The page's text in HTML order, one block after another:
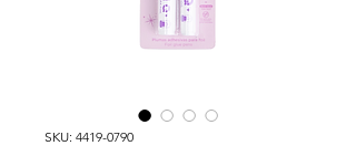
SKU: 4419-0790